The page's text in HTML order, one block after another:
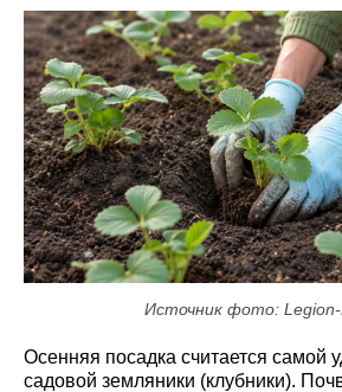
Источник фото: Legion-
Осенняя посадка считается самой
садовой земляники (клубники).